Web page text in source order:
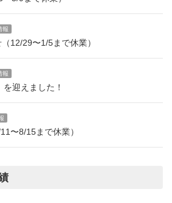
報
12/29〜1/5まで休業）
報
迎えました！
〜8/15まで休業）